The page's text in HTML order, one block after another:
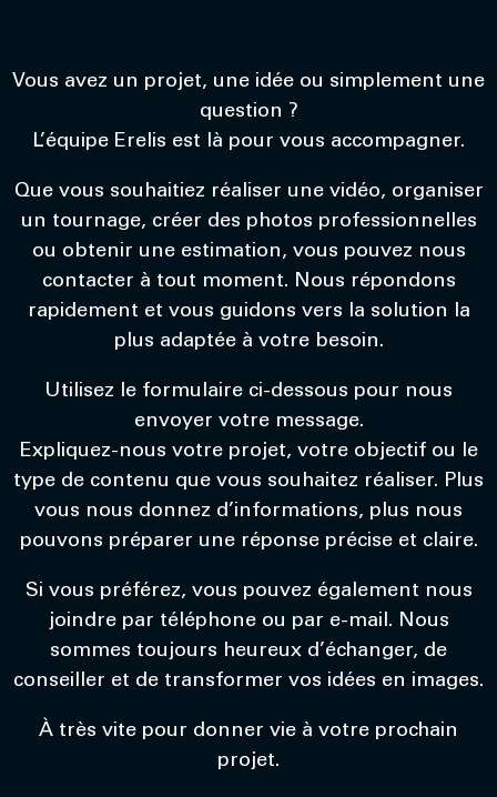
Vous avez un projet, une idée ou simplement une
question ?
L’équipe Erelis est là pour vous accompagner.
Que vous souhaitiez réaliser une vidéo, organiser
un tournage, créer des photos professionnelles
ou obtenir une estimation, vous pouvez nous
contacter à tout moment. Nous répondons
rapidement et vous guidons vers la solution la
plus adaptée à votre besoin.
Utilisez le formulaire ci-dessous pour nous
envoyer votre message.
Expliquez-nous votre projet, votre objectif ou le
type de contenu que vous souhaitez réaliser. Plus
vous nous donnez d’informations, plus nous
pouvons préparer une réponse précise et claire.
Si vous préférez, vous pouvez également nous
joindre par téléphone ou par e-mail. Nous
sommes toujours heureux d’échanger, de
conseiller et de transformer vos idées en images.
À très vite pour donner vie à votre prochain
projet.